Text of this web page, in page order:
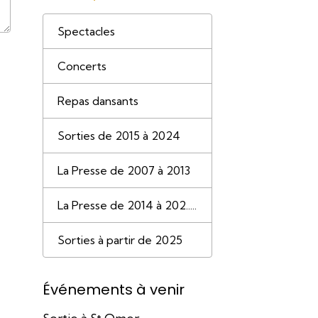
Spectacles
Concerts
Repas dansants
Sorties de 2015 à 2024
La Presse de 2007 à 2013
La Presse de 2014 à 202.....
Sorties à partir de 2025
Événements à venir